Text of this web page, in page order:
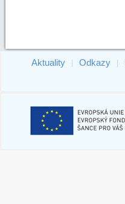
Aktuality Odkazy